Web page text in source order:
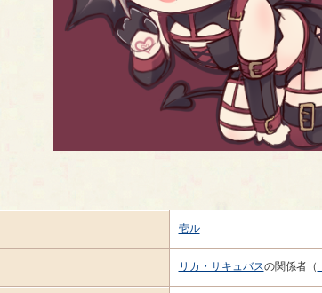
壱ル
リカ・サキュバスの関係者（